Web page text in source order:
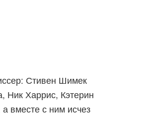
Стивен Шимек
Ник Харрис, Кэтерин
вместе с ним исчез